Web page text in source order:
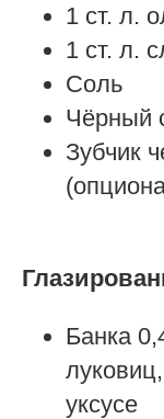
1 ст. л.
1 ст. л.
Соль
Чёрный
Зубчик
Банка
уксусе